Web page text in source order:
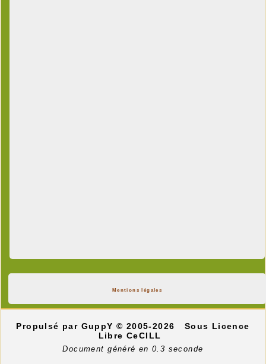
Mentions légales
Propulsé par GuppY© 2005-2026
Sous Licence
Libre CeCILL
Document généré en 0.3 seconde